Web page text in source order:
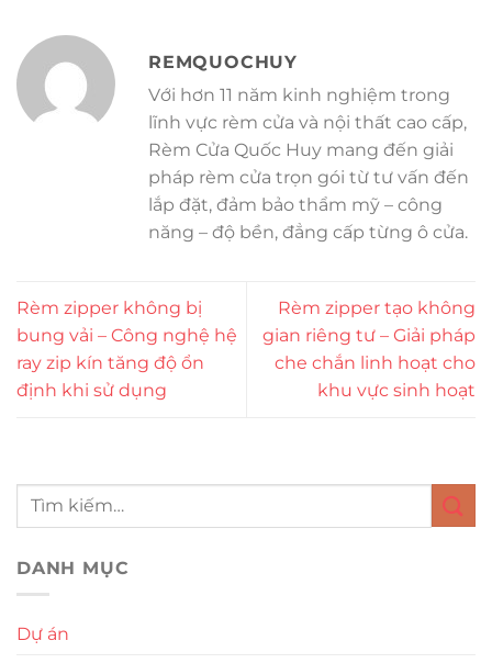
REMQUOCHUY
Với hơn 11 năm kinh nghiệm trong
lĩnh vực rèm cửa và nội thất cao cấp,
Rèm Cửa Quốc Huy mang đến giải
pháp rèm cửa trọn gói từ tư vấn đến
lắp đặt, đảm bảo thẩm mỹ – công
năng – độ bền, đẳng cấp từng ô cửa.
Rèm zipper không bị
bung vải – Công nghệ hệ
ray zip kín tăng độ ổn
định khi sử dụng
Rèm zipper tạo không
gian riêng tư – Giải pháp
che chắn linh hoạt cho
khu vực sinh hoạt
DANH MỤC
Dự án